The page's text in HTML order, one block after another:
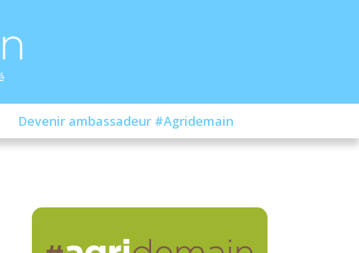
Devenir ambassadeur #Agridemain